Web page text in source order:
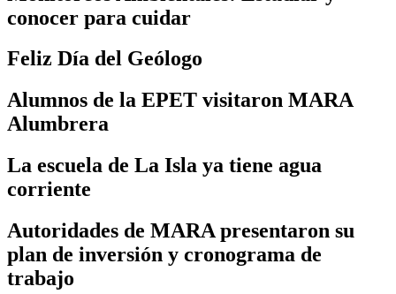
conocer para cuidar
Feliz Día del Geólogo
Alumnos de la EPET visitaron MARA
Alumbrera
La escuela de La Isla ya tiene agua
corriente
Autoridades de MARA presentaron su
plan de inversión y cronograma de
trabajo